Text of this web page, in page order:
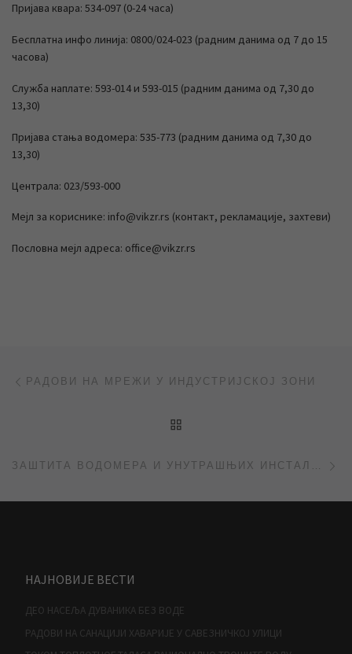
Пријава квара: 534-097 (0-24 часа)
Бесплатна инфо линија: 0800/024-023 (радним данима од 7 до 15
часова)
Служба наплате: 593-014 и 593-015 (радним данима од 7,30 до
13,30)
Пријава стања водомера: 535-773 (радним данима од 7,30 до
13,30)
Централа: 023/593-000
Мејл за кориснике: info@vikzr.rs (контакт, рекламације, захтеви)
Пословна мејл адреса: office@vikzr.rs
Post navigation
РАДОВИ НА МРЕЖИ У ИНДУСТРИЈСКОЈ ЗОНИ
ЗАШТИТА ВОДОМЕРА И УНУТРАШЊИХ ИНСТАЛАЦИЈА ЗИМИ
НАЈНОВИЈЕ ВЕСТИ
ДЕО НАСЕЉА ДУВАНИКА БЕЗ ВОДЕ
РАДОВИ НА САНАЦИЈИ ХАВАРИЈЕ У САВЕЗНИЧКОЈ УЛИЦИ